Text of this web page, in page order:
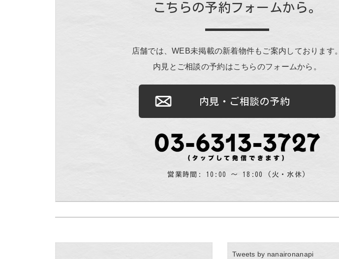
こちらの予約フォームから。
店舗では、WEB未掲載の新着物件もご案内しております。
内見とご相談の予約はこちらのフォームから。
内見・ご相談の予約
営業時間: 10:00 〜 18:00 (火・水休)
Tweets by nanaironanapi